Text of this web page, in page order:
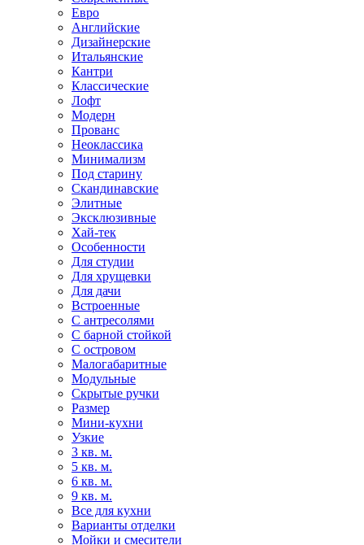
Евро
Английские
Дизайнерские
Итальянские
Кантри
Классические
Лофт
Модерн
Прованс
Неоклассика
Минимализм
Под старину
Скандинавские
Элитные
Эксклюзивные
Хай-тек
Особенности
Для студии
Для хрущевки
Для дачи
Встроенные
С антресолями
С барной стойкой
С островом
Малогабаритные
Модульные
Скрытые ручки
Размер
Мини-кухни
Узкие
3 кв. м.
5 кв. м.
6 кв. м.
9 кв. м.
Все для кухни
Варианты отделки
Мойки и смесители